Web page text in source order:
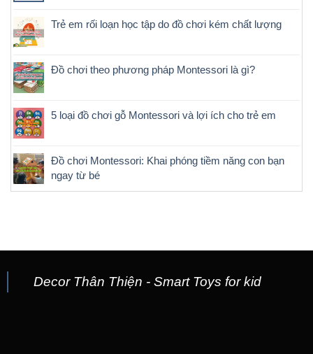
Trẻ em rối loạn học tập do đồ chơi kém chất lượng
Đồ chơi theo phương pháp Montessori là gì?
5 loại đồ chơi gỗ Montessori và lợi ích cho trẻ em
Đồ chơi Montessori: Khai phóng tiềm năng con bạn
ngay từ bé
Decor Thân Thiện - Smart Toys for kid